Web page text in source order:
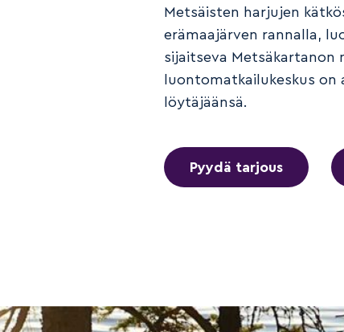
Metsäisten harjujen
erämaajärven rannalla,
sijaitseva Metsäkartanon
luontomatkailukeskus on
löytäjäänsä.
Pyydä tarjous